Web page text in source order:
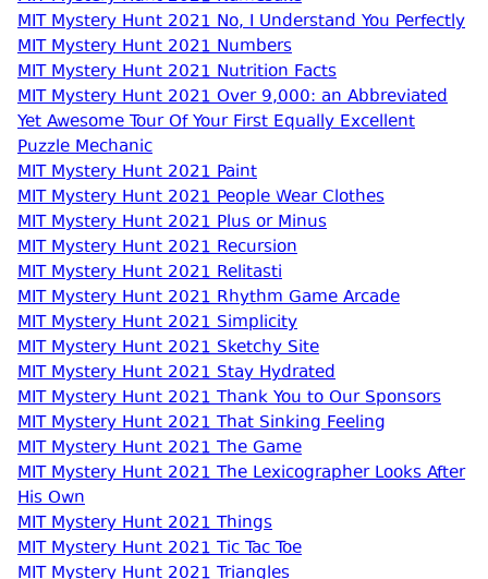
MIT Mystery Hunt 2021 No, I Understand You Perfectly
MIT Mystery Hunt 2021 Numbers
MIT Mystery Hunt 2021 Nutrition Facts
MIT Mystery Hunt 2021 Over 9,000: an Abbreviated
Yet Awesome Tour Of Your First Equally Excellent
Puzzle Mechanic
MIT Mystery Hunt 2021 Paint
MIT Mystery Hunt 2021 People Wear Clothes
MIT Mystery Hunt 2021 Plus or Minus
MIT Mystery Hunt 2021 Recursion
MIT Mystery Hunt 2021 Relitasti
MIT Mystery Hunt 2021 Rhythm Game Arcade
MIT Mystery Hunt 2021 Simplicity
MIT Mystery Hunt 2021 Sketchy Site
MIT Mystery Hunt 2021 Stay Hydrated
MIT Mystery Hunt 2021 Thank You to Our Sponsors
MIT Mystery Hunt 2021 That Sinking Feeling
MIT Mystery Hunt 2021 The Game
MIT Mystery Hunt 2021 The Lexicographer Looks After
His Own
MIT Mystery Hunt 2021 Things
MIT Mystery Hunt 2021 Tic Tac Toe